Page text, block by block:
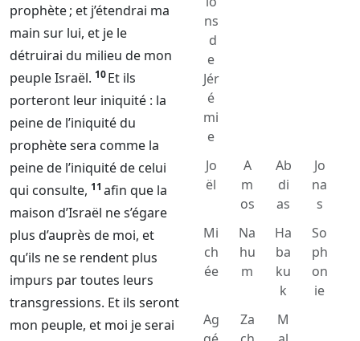
prophète ; et j’étendrai ma
main sur lui, et je le
détruirai du milieu de mon
peuple Israël. 10Et ils
porteront leur iniquité : la
peine de l’iniquité du
prophète sera comme la
peine de l’iniquité de celui
qui consulte, 11 afin que la
maison d’Israël ne s’égare
plus d’auprès de moi, et
qu’ils ne se rendent plus
impurs par toutes leurs
transgressions. Et ils seront
mon peuple, et moi je serai
ns
d
e
Jér
é
mi
e
Jo
ël
A
m
os
Ab
di
as
Jo
na
s
Mi
ch
ée
Na
hu
m
Ha
ba
ku
k
So
ph
on
ie
Ag
Za
M